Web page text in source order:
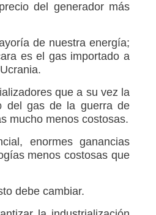
del generador más
de nuestra energía;
es el gas importado a
que a su vez la
del gas de la guerra de
mucho menos costosas.
enormes ganancias
menos costosas que
debe cambiar.